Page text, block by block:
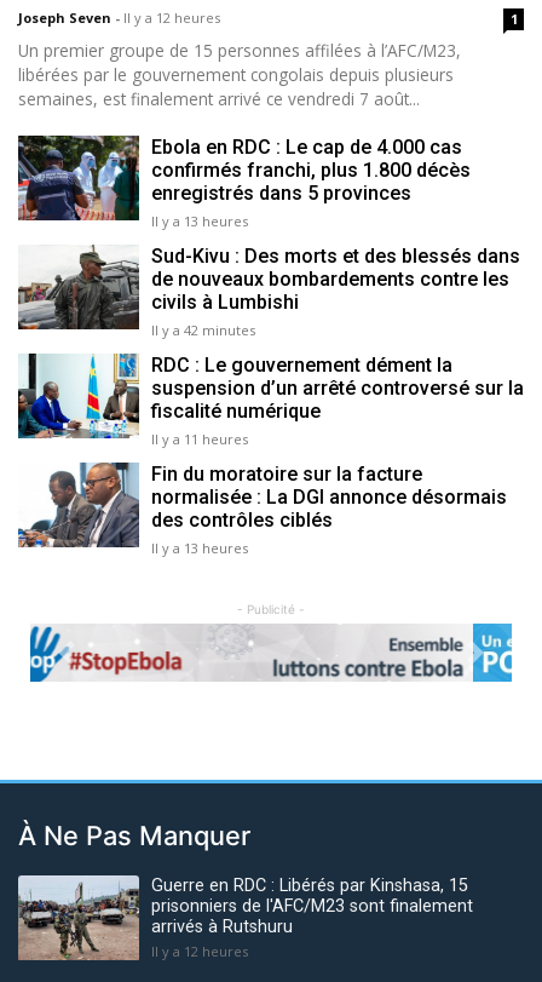
Joseph Seven - Il y a 12 heures 1
Un premier groupe de 15 personnes affilées à l’AFC/M23,
libérées par le gouvernement congolais depuis plusieurs
semaines, est finalement arrivé ce vendredi 7 août...
Ebola en RDC : Le cap de 4.000 cas
confirmés franchi, plus 1.800 décès
enregistrés dans 5 provinces
Il y a 13 heures
Sud-Kivu : Des morts et des blessés dans
de nouveaux bombardements contre les
civils à Lumbishi
Il y a 42 minutes
RDC : Le gouvernement dément la
suspension d’un arrêté controversé sur la
fiscalité numérique
Il y a 11 heures
Fin du moratoire sur la facture
normalisée : La DGI annonce désormais
des contrôles ciblés
Il y a 13 heures
- Publicité -
Previous Next
À Ne Pas Manquer
Guerre en RDC : Libérés par Kinshasa, 15
prisonniers de l'AFC/M23 sont finalement
arrivés à Rutshuru
Il y a 12 heures